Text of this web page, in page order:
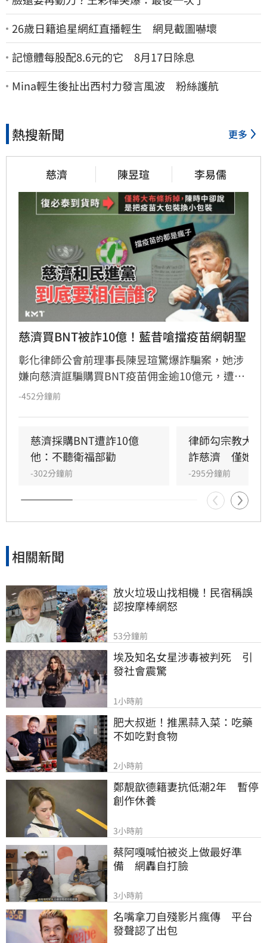
26歲日籍追星網紅直播輕生 網見截圖嚇壞
記憶體每股配8.6元的它 8月17日除息
Mina輕生後扯出西村力發言風波 粉絲護航
熱搜新聞 更多
慈濟 陳昱瑄 李易儒
慈濟買BNT被詐10億！藍昔嗆擋疫苗網朝聖
彰化律師公會前理事長陳昱瑄驚爆詐騙案，她涉
嫌向慈濟誆騙購買BNT疫苗佣金逾10億元，遭台
中地檢署依詐欺、洗錢等罪起訴並接押。此案揭
醒勿信掮客而怒批政府阻擋疫苗，如今真相大
白，證實慈濟確實受騙，當年國民黨指責民進黨
的貼文遭大批網友留言朝聖，戲稱是大型翻車現
場。面對詐騙真相，慈濟表達遺憾並配合調查，
林智群律師則表示時間證明一切，感嘆當年政府
的提醒遭政治操作抹黑，如今結果公開，真相已
-452分鐘前
慈濟採購BNT遭詐10億
他：不聽衛福部勸
-302分鐘前
律師勾宗教大
詐慈濟　僅她交
-295分鐘前
相關新聞
放火垃圾山找相機！民宿稱誤
認按摩棒網怒
53分鐘前
埃及知名女星涉毒被判死　引
發社會震驚
1小時前
肥大叔逝！推黑蒜入菜：吃藥
不如吃對食物
2小時前
鄭靚歆德籍妻抗低潮2年　暫停
創作休養
3小時前
蔡阿嘎喊怕被炎上做最好準
備　網轟自打臉
3小時前
名嘴拿刀自殘影片瘋傳　平台
發聲認了出包